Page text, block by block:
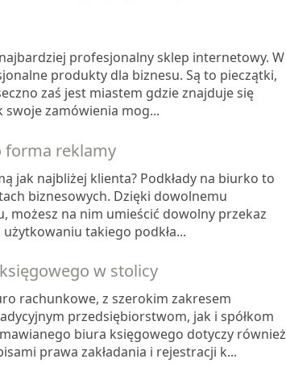
profesjonalny sklep internetowy. W
produkty dla biznesu. Są to pieczątki,
zaś jest miastem gdzie znajduje się
swoje zamówienia mog...
forma reklamy
jak najbliżej klienta? Podkłady na biurko to
biznesowych. Dzięki dowolnemu
możesz na nim umieścić dowolny przekaz
takiego podkła...
w stolicy
rachunkowe, z szerokim zakresem
przedsiębiorstwom, jak i spółkom
biura księgowego dotyczy również
prawa zakładania i rejestracji k...